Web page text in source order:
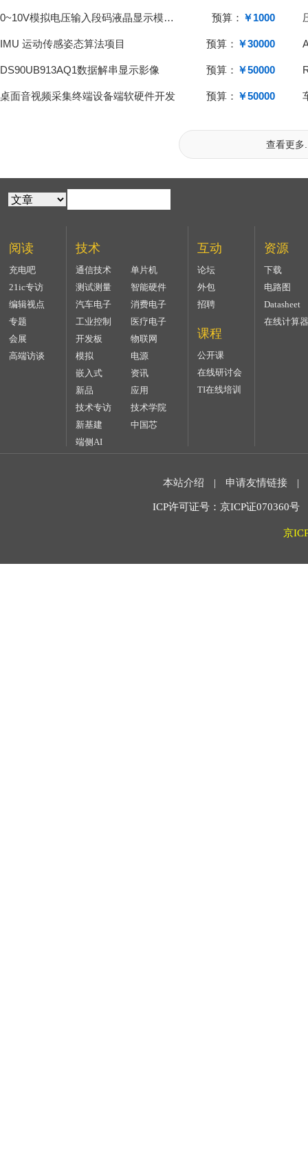
0~10V模拟电压输入段码液晶显示模块PCBA开发 预算： ￥1000
IMU 运动传感姿态算法项目 预算： ￥30000
DS90UB913AQ1数据解串显示影像 预算： ￥50000
桌面音视频采集终端设备端软硬件开发 预算： ￥50000
查看更多
阅读
充电吧
21ic专访
编辑视点
专题
会展
高端访谈
技术
通信技术
单片机
测试测量
智能硬件
汽车电子
消费电子
工业控制
医疗电子
开发板
物联网
模拟
电源
嵌入式
资讯
新品
应用
技术专访
技术学院
新基建
中国芯
端侧AI
互动
论坛
外包
招聘
课程
公开课
在线研讨会
TI在线培训
资源
下载
电路图
Datasheet
在线计算器
本站介绍 | 申请友情链接 |
ICP许可证号：京ICP证070360
京